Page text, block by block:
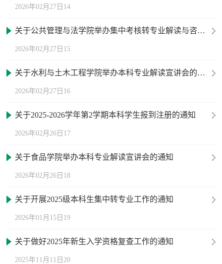
2026年02月27日14
关于公共管理与法学院举办集中考核转专业解读与咨询会的通知
2026年02月27日15
关于水利与土木工程学院举办本科专业解读宣讲会的通知
2026年02月27日16
关于2025-2026学年第2学期本科学生报到注册的通知
2026年02月26日17
关于食品学院举办本科专业解读宣讲会的通知
2026年02月26日18
关于开展2025级本科生集中转专业工作的通知
2026年01月15日19
关于做好2025年新生入学资格复查工作的通知
2025年11月11日20